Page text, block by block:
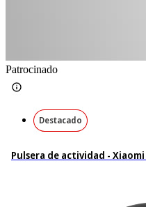
Patrocinado
Destacado
Pulsera de actividad -